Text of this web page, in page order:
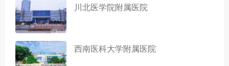
川北医学院附属医院
西南医科大学附属医院